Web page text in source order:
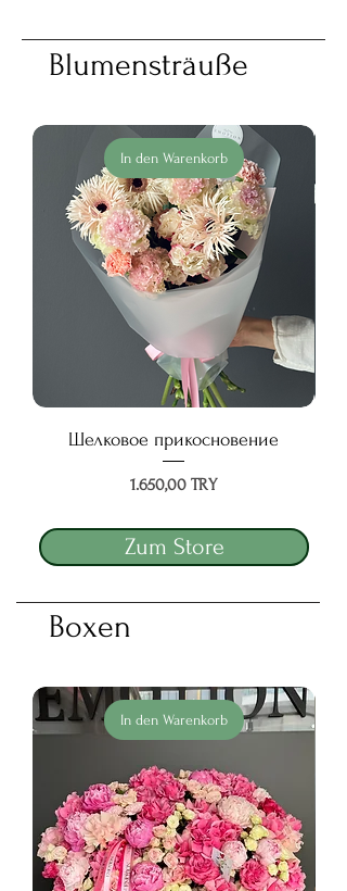
Blumensträuße
In den Warenkorb
Шелковое прикосновение
Preis
1.650,00 TRY
Zum Store
Boxen
In den Warenkorb